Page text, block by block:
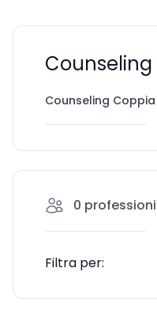
Counseling Coppia
0
Filtra per: